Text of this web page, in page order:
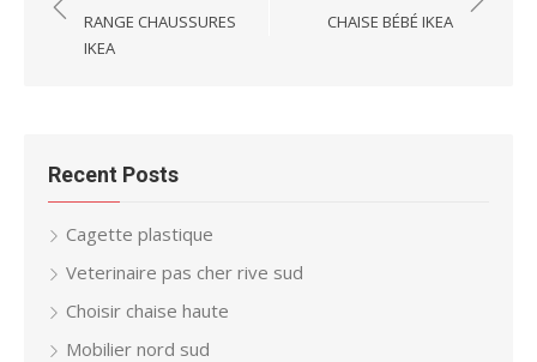
navigation
RANGE CHAUSSURES
IKEA
CHAISE BÉBÉ IKEA
Recent Posts
Cagette plastique
Veterinaire pas cher rive sud
Choisir chaise haute
Mobilier nord sud